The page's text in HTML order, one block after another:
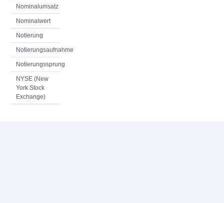
Nominalumsatz
Nominalwert
Notierung
Notierungsaufnahme
Notierungssprung
NYSE (New
York Stock
Exchange)